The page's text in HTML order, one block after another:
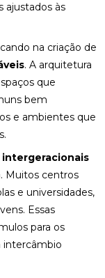
ajustados às
na criação de
. A arquitetura
que
bem
e ambientes que
Muitos centros
e universidades,
Essas
para os